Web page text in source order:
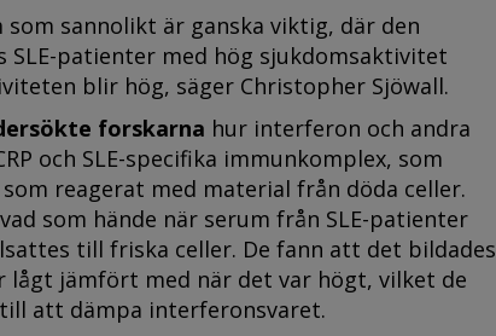
som sannolikt är ganska viktig, där den
SLE-patienter med hög sjukdomsaktivitet
blir hög, säger Christopher Sjöwall.
forskarna hur interferon och andra
och SLE-specifika immunkomplex, som
reagerat med material från döda celler.
som hände när serum från SLE-patienter
till friska celler. De fann att det bildades
lågt jämfört med när det var högt, vilket de
att dämpa interferonsvaret.